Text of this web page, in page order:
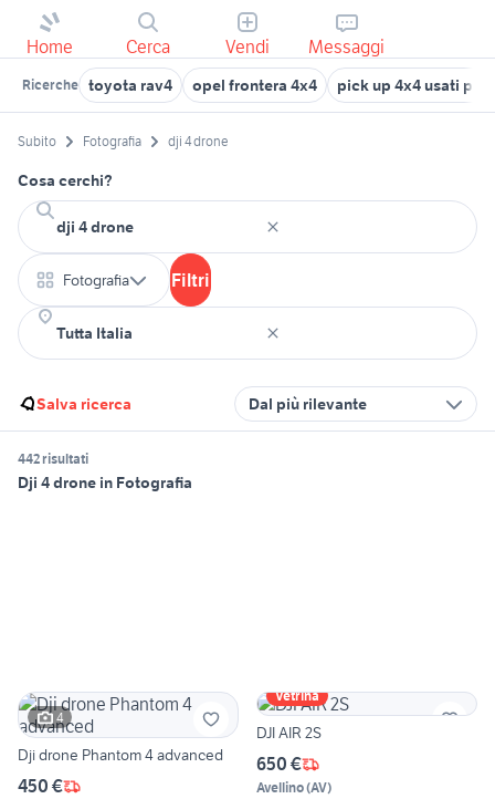
Home Cerca Vendi Messaggi
Ricerche toyota rav4 opel frontera 4x4 pick up 4x4 usati
Subito Fotografia dji 4 drone
Cosa cerchi?
Fotografia Filtri
Salva ricerca Dal più rilevante
442 risultati
Dji 4 drone in Fotografia
4
Dji drone Phantom 4 advanced
450 €
Vetrina
DJI AIR 2S
650 €
Avellino(AV)